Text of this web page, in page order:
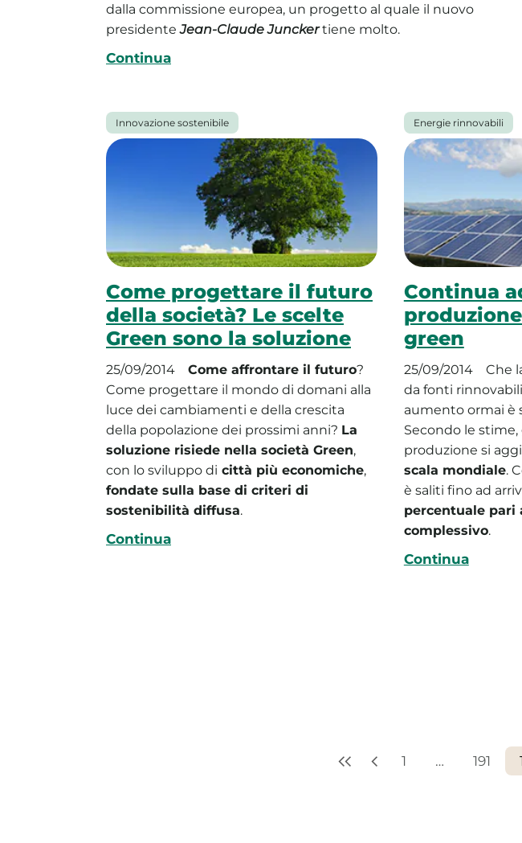
dalla commissione europea, un progetto al quale il nuovo
presidenteJean-Claude Junckertiene molto.
Continua
Innovazione sostenibile
Come progettare il futuro
della società? Le scelte
Green sono la soluzione
25/09/2014 Come affrontare il futuro?
Come progettare il mondo di domani alla
luce dei cambiamenti e della crescita
della popolazione dei prossimi anni? La
soluzione risiede nella società Green,
con lo sviluppo di città più economiche,
fondate sulla base di criteri di
sostenibilità diffusa.
Continua
Energie rinnovabili
Continua
green
25/09/2014
Che
da fonti
aumento ormai è
Secondo le stime,
produzione si
scala mondiale.
è saliti fino ad
percentuale pari
complessivo.
Continua
1 … 191